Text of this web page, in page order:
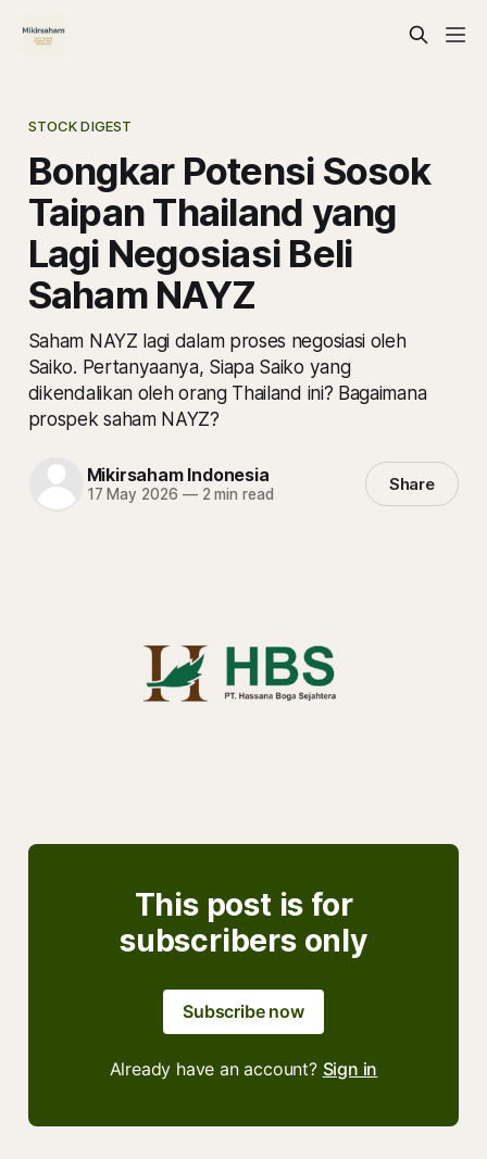
STOCK DIGEST
Bongkar Potensi Sosok
Taipan Thailand yang
Lagi Negosiasi Beli
Saham NAYZ
Saham NAYZ lagi dalam proses negosiasi oleh
Saiko. Pertanyaanya, Siapa Saiko yang
dikendalikan oleh orang Thailand ini? Bagaimana
prospek saham NAYZ?
Mikirsaham Indonesia
17 May 2026 —2 min read Share
This post is for
subscribers only
Subscribe now
Already have an account? Sign in